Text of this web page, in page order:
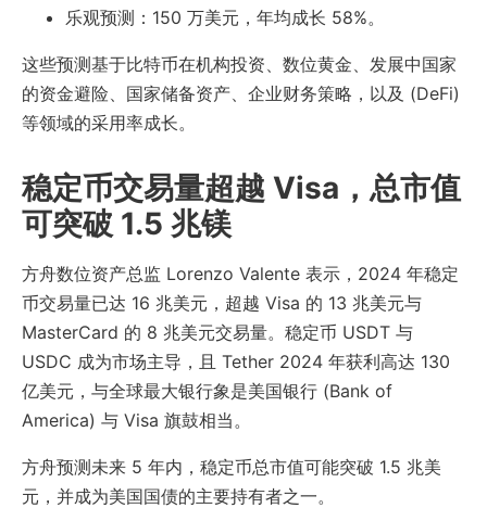
乐观预测：150 万美元，年均成长 58%。
这些预测基于比特币在机构投资、数位黄金、发展中国家
的资金避险、国家储备资产、企业财务策略，以及 (DeFi)
等领域的采用率成长。
稳定币交易量超越 Visa，总市值
可突破 1.5 兆镁
方舟数位资产总监 Lorenzo Valente 表示，2024 年稳定
币交易量已达 16 兆美元，超越 Visa 的 13 兆美元与
MasterCard 的 8 兆美元交易量。稳定币 USDT 与
USDC 成为市场主导，且 Tether 2024 年获利高达 130
亿美元，与全球最大银行象是美国银行 (Bank of
America) 与 Visa 旗鼓相当。
方舟预测未来 5 年内，稳定币总市值可能突破 1.5 兆美
元，并成为美国国债的主要持有者之一。